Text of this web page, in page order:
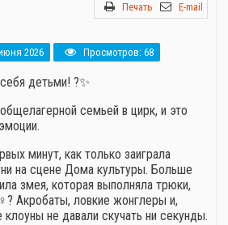
Печать E-mail
2026 Просмотров: 68
детьми! ?✨
семьей в цирк, и это
минут, как только заиграла
на сцене Дома культуры. Больше
змея, которая выполняла трюки,
Акробаты, ловкие жонглеры и,
не давали скучать ни секунды.